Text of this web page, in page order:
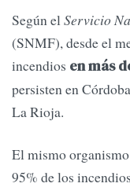
Según elServicio
(SNMF), desde el
incendios en más
persisten en
La Rioja.
El mismo
95% de los